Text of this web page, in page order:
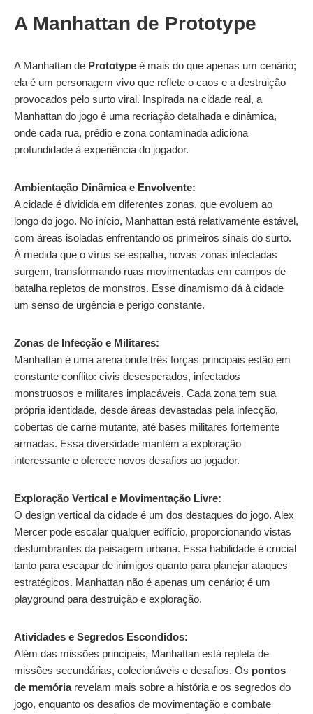
A Manhattan de Prototype
A Manhattan de Prototype é mais do que apenas um cenário;
ela é um personagem vivo que reflete o caos e a destruição
provocados pelo surto viral. Inspirada na cidade real, a
Manhattan do jogo é uma recriação detalhada e dinâmica,
onde cada rua, prédio e zona contaminada adiciona
profundidade à experiência do jogador.
Ambientação Dinâmica e Envolvente:
A cidade é dividida em diferentes zonas, que evoluem ao
longo do jogo. No início, Manhattan está relativamente estável,
com áreas isoladas enfrentando os primeiros sinais do surto.
À medida que o vírus se espalha, novas zonas infectadas
surgem, transformando ruas movimentadas em campos de
batalha repletos de monstros. Esse dinamismo dá à cidade
um senso de urgência e perigo constante.
Zonas de Infecção e Militares:
Manhattan é uma arena onde três forças principais estão em
constante conflito: civis desesperados, infectados
monstruosos e militares implacáveis. Cada zona tem sua
própria identidade, desde áreas devastadas pela infecção,
cobertas de carne mutante, até bases militares fortemente
armadas. Essa diversidade mantém a exploração
interessante e oferece novos desafios ao jogador.
Exploração Vertical e Movimentação Livre:
O design vertical da cidade é um dos destaques do jogo. Alex
Mercer pode escalar qualquer edifício, proporcionando vistas
deslumbrantes da paisagem urbana. Essa habilidade é crucial
tanto para escapar de inimigos quanto para planejar ataques
estratégicos. Manhattan não é apenas um cenário; é um
playground para destruição e exploração.
Atividades e Segredos Escondidos:
Além das missões principais, Manhattan está repleta de
missões secundárias, colecionáveis e desafios. Os pontos
de memóriarevelam mais sobre a história e os segredos do
jogo, enquanto os desafios de movimentação e combate